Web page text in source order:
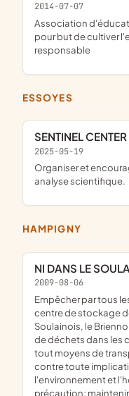
2014-07-07
association d'éducation à la citoyenneté mondiale qui a
pour but de cultiver
responsable
ESSOYES
SENTINEL CENTER
2025-05-19
Organiser et encourager la collecte de données et leur
analyse scientifique.
HAMPIGNY
NI DANS LE
2009-08-06
empêcher par tous les moyens légaux l'implantation d'un
centre de stockage
Soulainois, le
de déchets dans les
tout moyens de
contre toute
l'environnement et
précaution;